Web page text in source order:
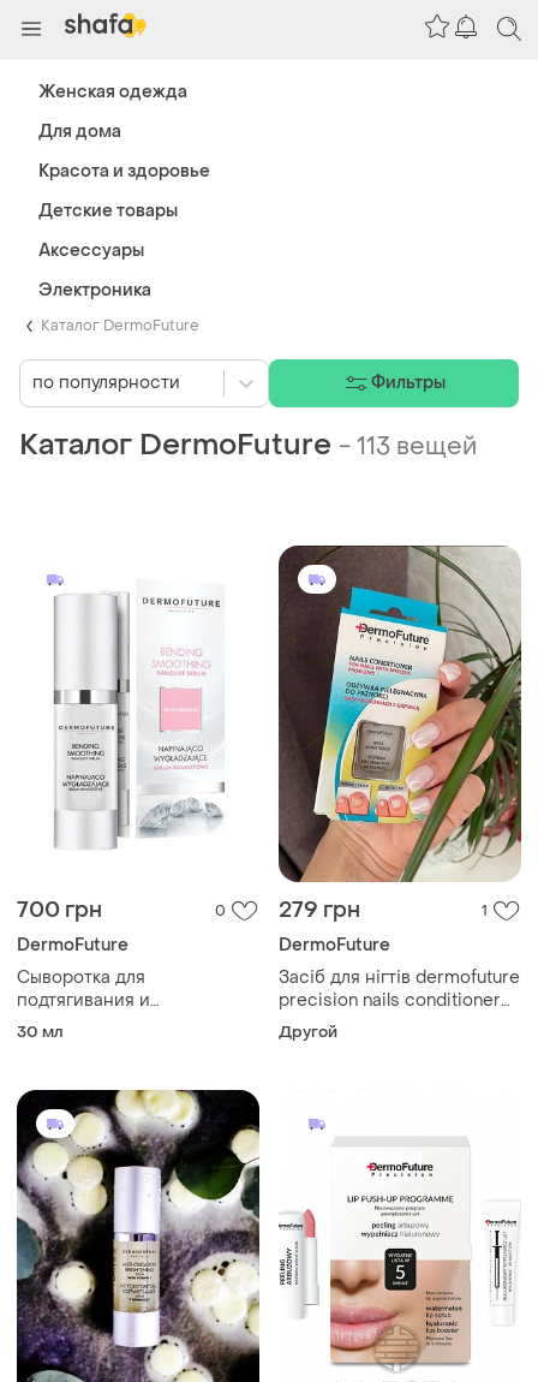
Каталог DermoFuture
Каталог DermoFuture -113 вещей
700 грн 0
DermoFuture
Сыворотка для
подтягивания и
разглаживания кожи лица
30 мл
279 грн 1
DermoFuture
Засіб для нігтів dermofuture
precision nails conditioner
від грибка
Другой
по популярности Фильтры
Женская одежда
Для дома
Красота и здоровье
Детские товары
Аксессуары
Электроника